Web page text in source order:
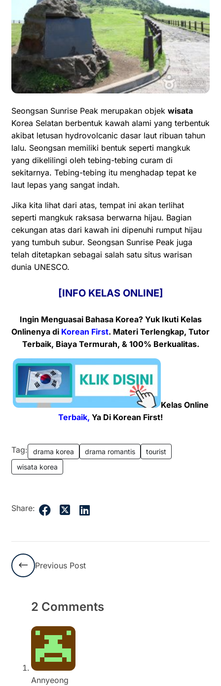
Seongsan Sunrise Peak merupakan objek wisata
Korea Selatan berbentuk kawah alami yang terbentuk
akibat letusan hydrovolcanic dasar laut ribuan tahun
lalu. Seongsan memiliki bentuk seperti mangkuk
yang dikelilingi oleh tebing-tebing curam di
sekitarnya. Tebing-tebing itu menghadap tepat ke
laut lepas yang sangat indah.
Jika kita lihat dari atas, tempat ini akan terlihat
seperti mangkuk raksasa berwarna hijau. Bagian
cekungan atas dari kawah ini dipenuhi rumput hijau
yang tumbuh subur. Seongsan Sunrise Peak juga
telah ditetapkan sebagai salah satu situs warisan
dunia UNESCO.
[INFO KELAS ONLINE]
Ingin Menguasai Bahasa Korea? Yuk Ikuti Kelas
Onlinenya di Korean First. Materi Terlengkap, Tutor
Terbaik, Biaya Termurah, & 100% Berkualitas.
Kelas Online
Terbaik, Ya Di Korean First!
Tag: drama korea drama romantis
tourist
wisata korea
Share:
Previous Post
2 Comments
Annyeong